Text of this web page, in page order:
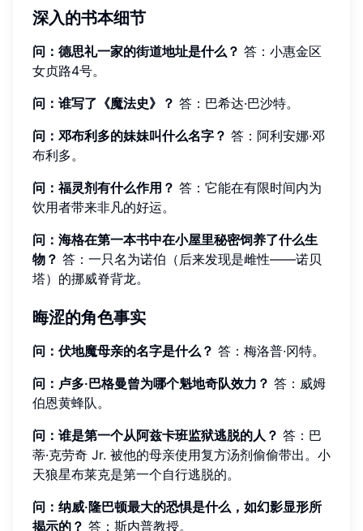
深入的书本细节
问：德思礼一家的街道地址是什么？ 答：小惠金区
女贞路4号。
问：谁写了《魔法史》？ 答：巴希达·巴沙特。
问：邓布利多的妹妹叫什么名字？ 答：阿利安娜·邓
布利多。
问：福灵剂有什么作用？ 答：它能在有限时间内为
饮用者带来非凡的好运。
问：海格在第一本书中在小屋里秘密饲养了什么生
物？ 答：一只名为诺伯（后来发现是雌性——诺贝
塔）的挪威脊背龙。
晦涩的角色事实
问：伏地魔母亲的名字是什么？ 答：梅洛普·冈特。
问：卢多·巴格曼曾为哪个魁地奇队效力？ 答：威姆
伯恩黄蜂队。
问：谁是第一个从阿兹卡班监狱逃脱的人？ 答：巴
蒂·克劳奇 Jr. 被他的母亲使用复方汤剂偷偷带出。小
天狼星布莱克是第一个自行逃脱的。
问：纳威·隆巴顿最大的恐惧是什么，如幻影显形所
揭示的？ 答：斯内普教授。